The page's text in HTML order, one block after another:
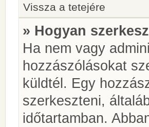
Vissza a tetejére
» Hogyan
Ha nem vagy
hozzászólásokat
küldtél. Egy
szerkeszteni,
időtartamban.